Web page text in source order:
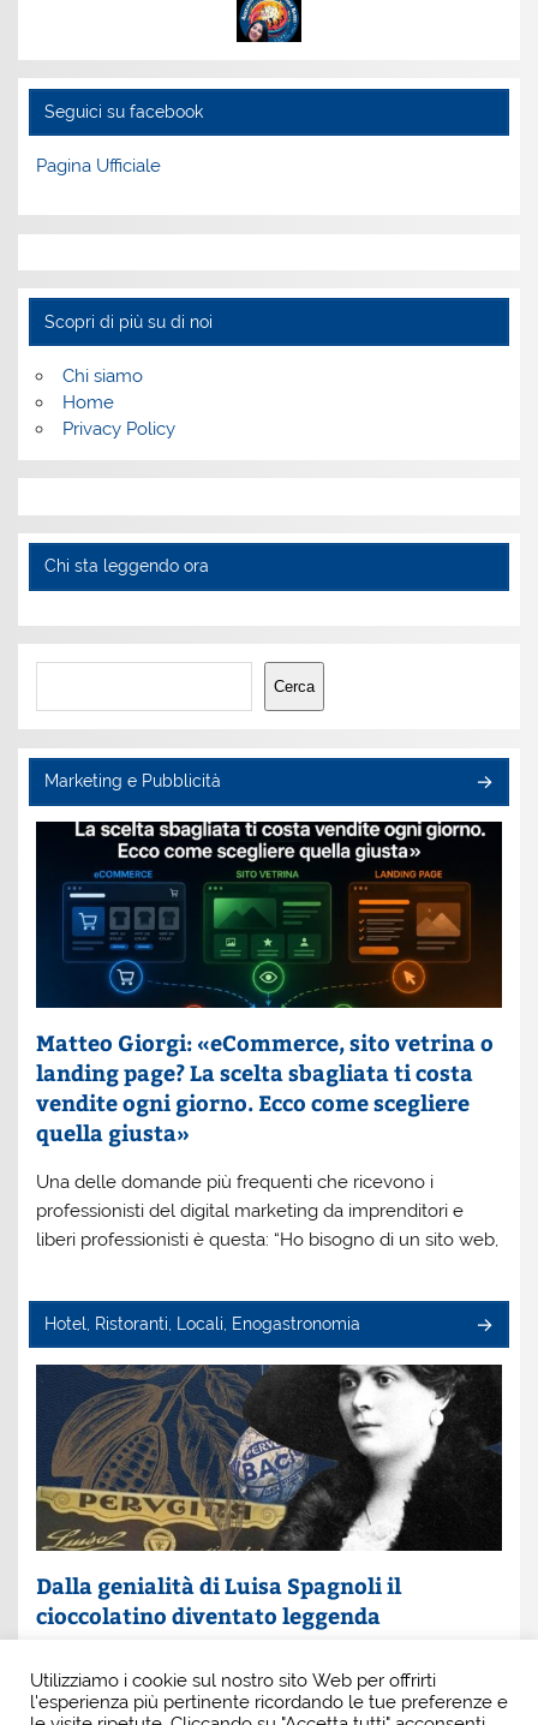
Seguici su facebook
Pagina Ufficiale
Scopri di più su di noi
Chi siamo
Home
Privacy Policy
Chi sta leggendo ora
Cerca
Cerca
Marketing e Pubblicità
Matteo Giorgi: «eCommerce, sito vetrina o
landing page? La scelta sbagliata ti costa
vendite ogni giorno. Ecco come scegliere
quella giusta»
Una delle domande più frequenti che ricevono i
professionisti del digital marketing da imprenditori e
liberi professionisti è questa: “Ho bisogno di un sito web,
Hotel, Ristoranti, Locali, Enogastronomia
Dalla genialità di Luisa Spagnoli il
cioccolatino diventato leggenda
Spagnoli. È lei la donna che, con intuito e coraggio, ha
Utilizziamo i cookie sul nostro sito Web per offrirti
l'esperienza più pertinente ricordando le tue preferenze e